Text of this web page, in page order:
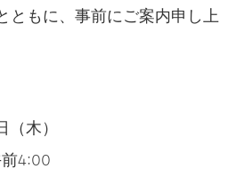
ともに、事前にご案内申し上
木）
4:00